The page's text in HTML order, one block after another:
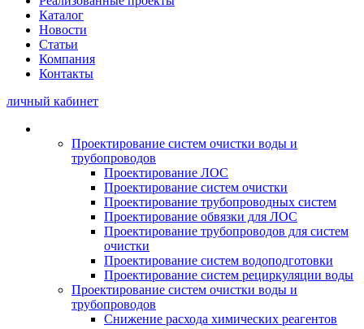
Каталог
Новости
Статьи
Компания
Контакты
личный кабинет
Проектирование систем очистки воды и
трубопроводов
Проектирование ЛОС
Проектирование систем очистки
Проектирование трубопроводных систем
Проектирование обвязки для ЛОС
Проектирование трубопроводов для систем
очистки
Проектирование систем водоподготовки
Проектирование систем рециркуляции воды
Проектирование систем очистки воды и
трубопроводов
Снижение расхода химических реагентов